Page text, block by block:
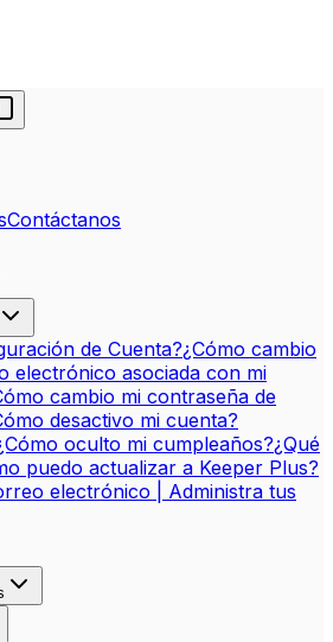
Contáctanos
de Cuenta?¿Cómo cambio
electrónico asociada con mi
cambio mi contraseña de
desactivo mi cuenta?
oculto mi cumpleaños?¿Qué
puedo actualizar a Keeper Plus?
electrónico | Administra tus